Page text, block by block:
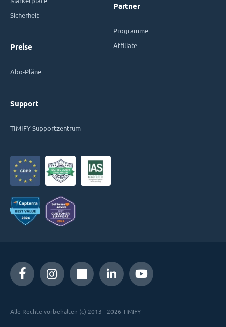
Sicherheit
Preise
Abo-Pläne
Support
TIMIFY-Supportzentrum
Partner
Programme
Affiliate
Alle Rechte vorbehalten (c) 2013 - 2026 TIMIFY